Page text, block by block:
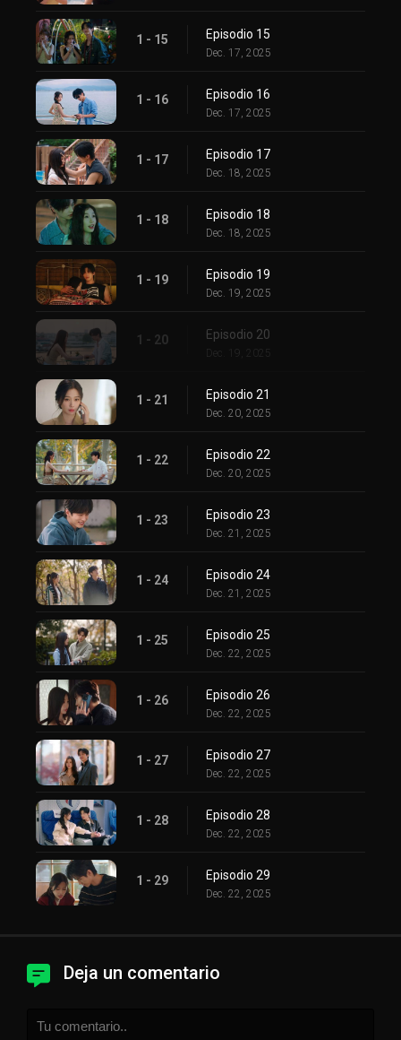
1 - 15 Episodio 15
Dec. 17, 2025
1 - 16 Episodio 16
Dec. 17, 2025
1 - 17 Episodio 17
Dec. 18, 2025
1 - 18 Episodio 18
Dec. 18, 2025
1 - 19 Episodio 19
Dec. 19, 2025
1 - 20 Episodio 20
Dec. 19, 2025
1 - 21 Episodio 21
Dec. 20, 2025
1 - 22 Episodio 22
Dec. 20, 2025
1 - 23 Episodio 23
Dec. 21, 2025
1 - 24 Episodio 24
Dec. 21, 2025
1 - 25 Episodio 25
Dec. 22, 2025
1 - 26 Episodio 26
Dec. 22, 2025
1 - 27 Episodio 27
Dec. 22, 2025
1 - 28 Episodio 28
Dec. 22, 2025
1 - 29 Episodio 29
Dec. 22, 2025
Deja un comentario